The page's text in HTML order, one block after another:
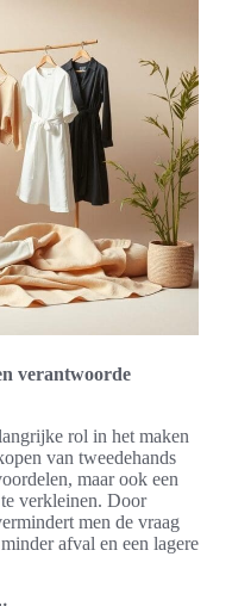
verantwoorde
rol in het maken
van tweedehands
maar ook een
verkleinen. Door
men de vraag
afval en een lagere